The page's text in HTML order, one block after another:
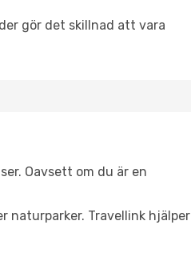
gör det skillnad att vara
Oavsett om du är en
naturparker. Travellink hjälper